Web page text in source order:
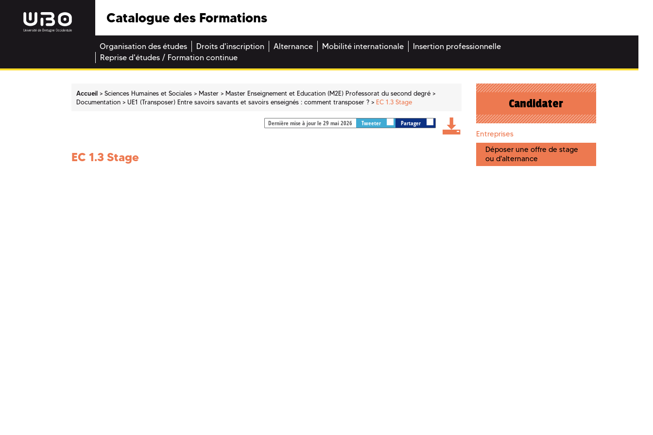
Catalogue des Formations
Organisation des études Droits d'inscription Alternance Mobilité internationale
Insertion professionnelle
Reprise d'études / Formation continue
Accueil Sciences Humaines et Sociales Master
Master Enseignement et Education (M2E) Professorat du second degré
Documentation
UE1 (Transposer) Entre savoirs savants et savoirs enseignés : comment transposer ? EC 1.3 Stage
Dernière mise à jour le 29 mai 2026 Tweeter Partager
EC 1.3 Stage
Candidater
Entreprises
Déposer une offre de stage
ou d'alternance